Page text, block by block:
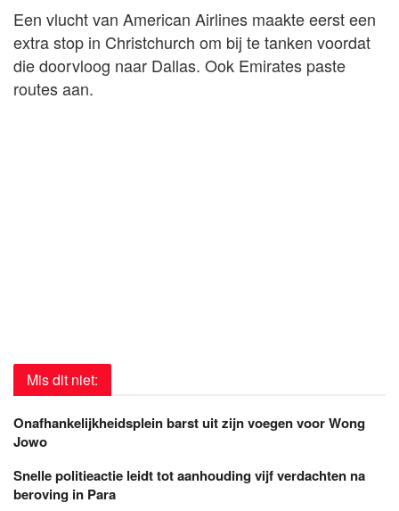
Een vlucht van American Airlines maakte eerst een
extra stop in Christchurch om bij te tanken voordat
die doorvloog naar Dallas. Ook Emirates paste
routes aan.
Mis dit niet:
Onafhankelijkheidsplein barst uit zijn voegen voor Wong
Jowo
Snelle politieactie leidt tot aanhouding vijf verdachten na
beroving in Para